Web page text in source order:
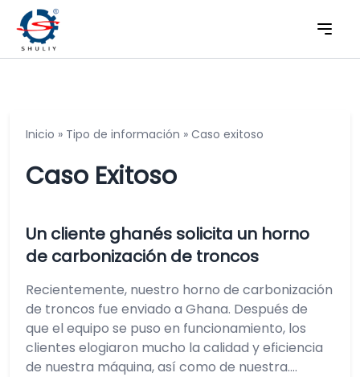
Inicio » Tipo de información » Caso exitoso
Caso Exitoso
Un cliente ghanés solicita un horno
de carbonización de troncos
Recientemente, nuestro horno de carbonización
de troncos fue enviado a Ghana. Después de
que el equipo se puso en funcionamiento, los
clientes elogiaron mucho la calidad y eficiencia
de nuestra máquina, así como de nuestra....